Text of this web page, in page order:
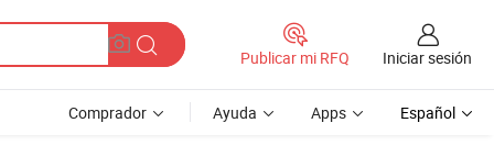
Publicar mi RFQ Iniciar sesión
Comprador Ayuda Apps Español